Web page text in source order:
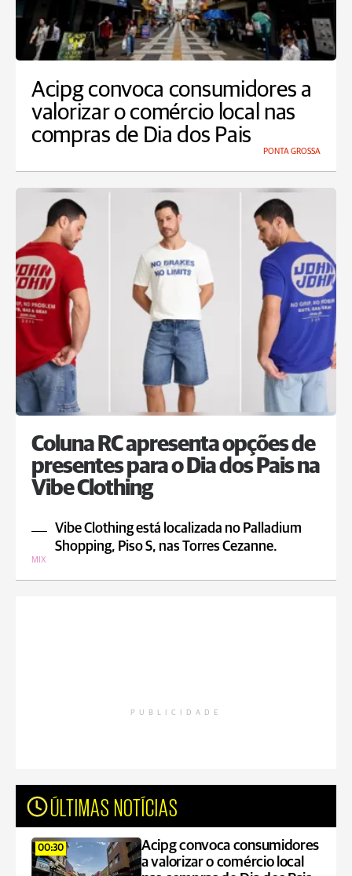
Acipg convoca consumidores a
valorizar o comércio local nas
compras de Dia dos Pais
PONTA GROSSA
Coluna RC apresenta opções de
presentes para o Dia dos Pais na
Vibe Clothing
Vibe Clothing está localizada no Palladium
Shopping, Piso S, nas Torres Cezanne.
MIX
PUBLICIDADE
ÚLTIMAS NOTÍCIAS
00:30
Acipg convoca consumidores
a valorizar o comércio local